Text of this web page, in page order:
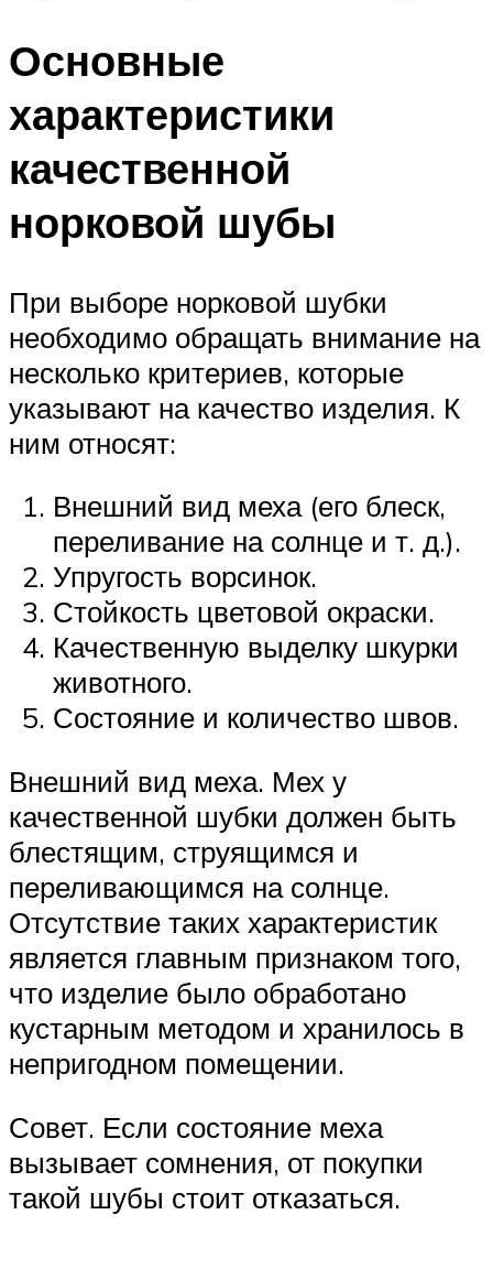
Основные
характеристики
качественной
норковой шубы
При выборе норковой шубки
необходимо обращать внимание на
несколько критериев, которые
указывают на качество изделия. К
ним относят:
Внешний вид меха (его блеск,
переливание на солнце и т. д.).
Упругость ворсинок.
Стойкость цветовой окраски.
Качественную выделку шкурки
животного.
Состояние и количество швов.
Внешний вид меха. Мех у
качественной шубки должен быть
блестящим, струящимся и
переливающимся на солнце.
Отсутствие таких характеристик
является главным признаком того,
что изделие было обработано
кустарным методом и хранилось в
непригодном помещении.
Совет. Если состояние меха
вызывает сомнения, от покупки
такой шубы стоит отказаться.